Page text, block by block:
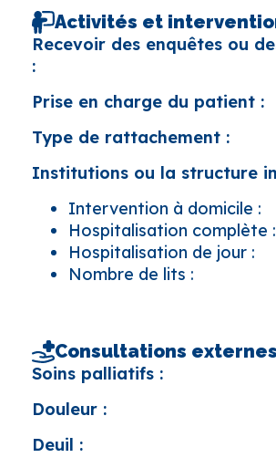
Activités et
Recevoir des enquêtes ou
:
Prise en charge du patient :
Type de rattachement :
Institutions ou la structure
Intervention à domicile :
Hospitalisation complète :
Hospitalisation de jour :
Nombre de lits :
Consultations externes
Soins palliatifs :
Douleur :
Deuil :